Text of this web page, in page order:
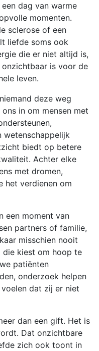
dag van warme
momenten.
sclerose of een
liefde soms ook
die er niet altijd is,
is voor de
leven.
deze weg
in om mensen met
wetenschappelijk
biedt op betere
Achter elke
met dromen,
het verdienen om
een moment van
partners of familie,
misschien nooit
die kiest om hoop te
patiënten
onderzoek helpen
dat zij er niet
dan een gift. Het is
Dat onzichtbare
zich ook toont in